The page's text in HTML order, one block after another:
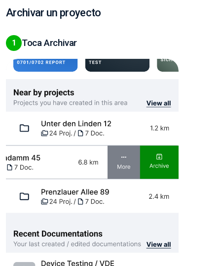
Archivar un proyecto
1 Toca Archivar